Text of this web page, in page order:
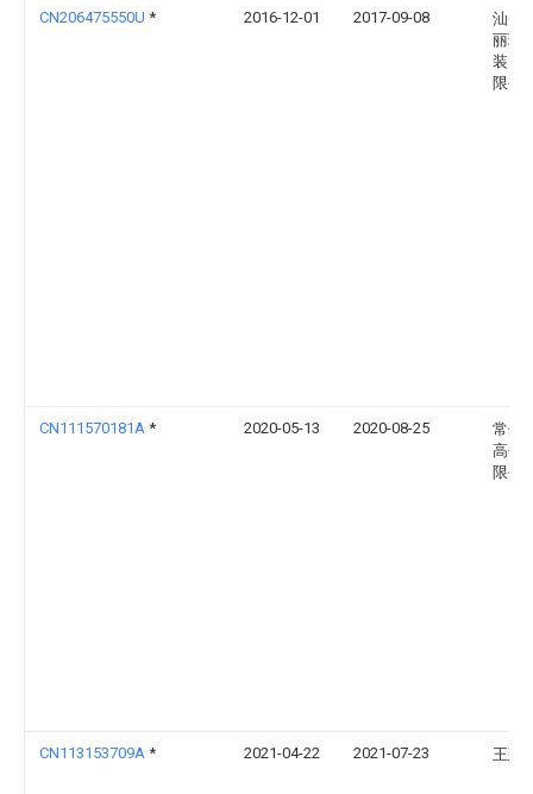
CN206475550U * 2016-12-01 2017-09-08
汕头
丽环
装印
限公
CN111570181A * 2020-05-13 2020-08-25
常州
高分
限公
CN113153709A * 2021-04-22 2021-07-23 王建